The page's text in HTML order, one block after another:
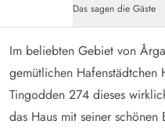
Das sagen die Gäste
Im beliebten Gebiet von
gemütlichen
Tingodden 274 dieses
das Haus mit seiner